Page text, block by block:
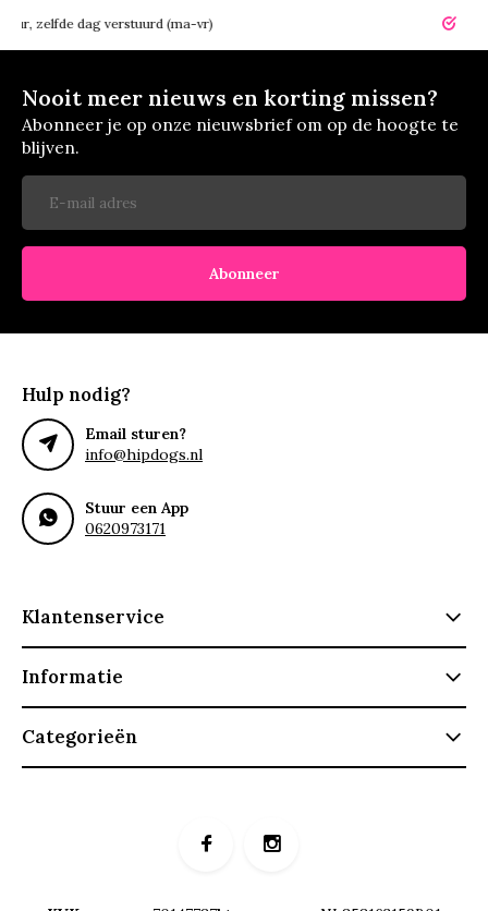
dag verstuurd (ma-vr) 14
Nooit meer nieuws en korting missen?
Abonneer je op onze nieuwsbrief om op de hoogte te
blijven.
Abonneer
Hulp nodig?
Email sturen?
info@hipdogs.nl
Stuur een App
0620973171
Klantenservice
Informatie
Categorieën